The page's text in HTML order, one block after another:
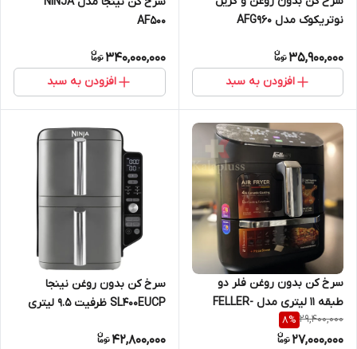
نوتریکوک مدل AFG960
35,900,000
افزودن به سبد
AF500
340,000,000
افزودن به سبد
سرخ کن بدون روغن فلر دو
طبقه 11 لیتری مدل FELLER-
AFR1100
29,400,000
8%
27,000,000
سرخ کن بدون روغن نینجا
SL400EUCP ظرفیت 9.5 لیتری
42,800,000